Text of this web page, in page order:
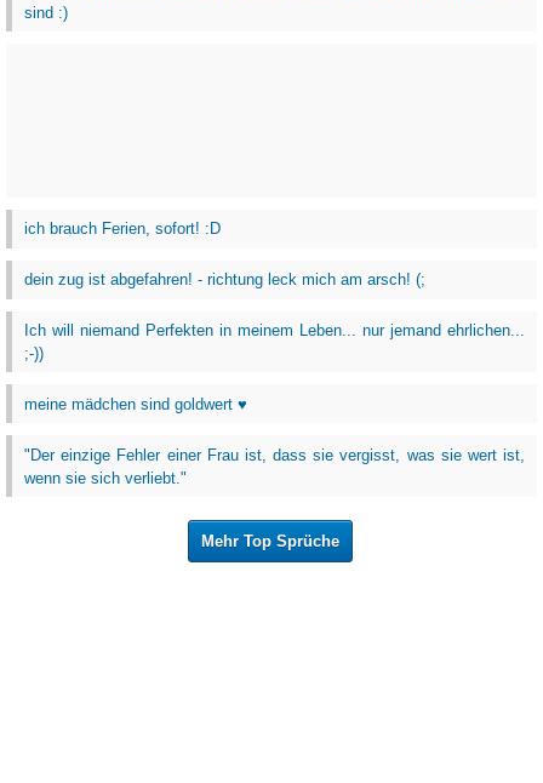
sind :)
ich brauch Ferien, sofort! :D
dein zug ist abgefahren! - richtung leck mich am arsch! (;
Ich will niemand Perfekten in meinem Leben... nur jemand ehrlichen...
;-))
meine mädchen sind goldwert ♥
"Der einzige Fehler einer Frau ist, dass sie vergisst, was sie wert ist,
wenn sie sich verliebt."
Mehr Top Sprüche